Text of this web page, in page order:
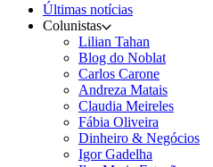
Últimas notícias
Colunistas
Lilian Tahan
Blog do Noblat
Carlos Carone
Andreza Matais
Claudia Meireles
Fábia Oliveira
Dinheiro & Negócios
Igor Gadelha